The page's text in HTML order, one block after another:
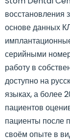
восстановления
основе данных
серийными
работу в
доступно на
языках, а более
пациентов
пациенты после
своём опыте в